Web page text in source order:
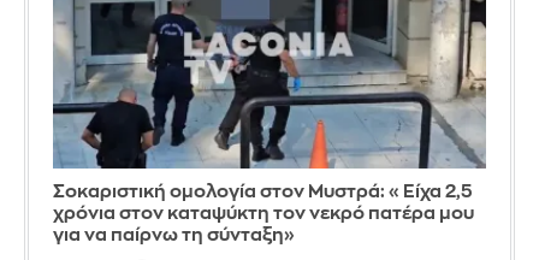
Σοκαριστική ομολογία στον Μυστρά: «Είχα 2,5
χρόνια στον καταψύκτη τον νεκρό πατέρα μου
για να παίρνω τη σύνταξη»